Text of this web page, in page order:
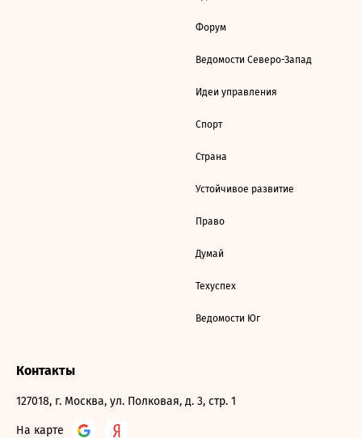
Форум
Ведомости Северо-Запад
Идеи управления
Спорт
Страна
Устойчивое развитие
Право
Думай
Техуспех
Ведомости Юг
Контакты
127018, г. Москва, ул. Полковая, д. 3, стр. 1
На карте